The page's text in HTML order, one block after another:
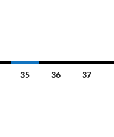
35 36 37